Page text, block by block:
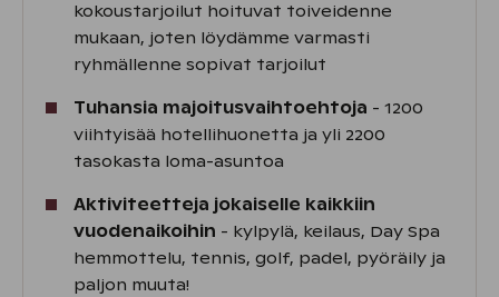
kokoustarjoilut hoituvat toiveidenne
mukaan, joten löydämme varmasti
ryhmällenne sopivat tarjoilut
Tuhansia majoitusvaihtoehtoja - 1200
viihtyisää hotellihuonetta ja yli 2200
tasokasta loma-asuntoa
Aktiviteetteja jokaiselle kaikkiin
vuodenaikoihin - kylpylä, keilaus, Day Spa
hemmottelu, tennis, golf, padel, pyöräily ja
paljon muuta!